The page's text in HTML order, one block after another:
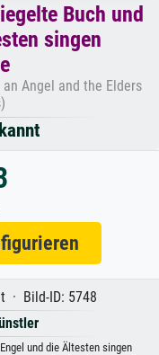
Buch und
singen
Angel and the Elders
· Bild-ID: 5748
und die Ältesten singen